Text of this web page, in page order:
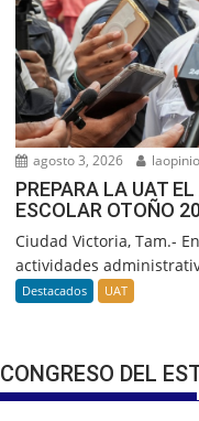
agosto 3, 2026
PREPARA LA UAT
ESCOLAR OTOÑO
Ciudad Victoria, Tam.-
actividades
Destacados UAT
CONGRESO DEL